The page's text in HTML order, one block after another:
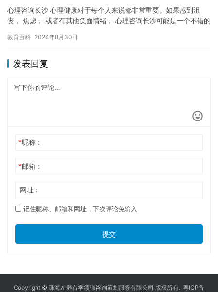
心理咨询长沙 心理健康对于每个人来说都非常重要。如果感到沮
丧， 焦虑， 或者有其他负面情绪， 心理咨询长沙可能是一个不错的
教育百科 2024年8月30日
发表回复
*昵称：
*邮箱：
网址：
记住昵称、邮箱和网址，下次评论免输入
提交
Copyright © 珠海左养右学颂强咨询策划服务有限公司 版权所有. 粤ICP备